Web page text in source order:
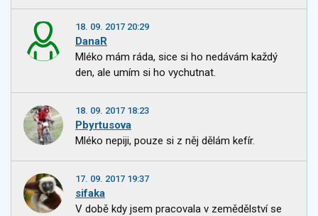
18. 09. 2017 20:29
DanaR
Mléko mám ráda, sice si ho nedávám každý
den, ale umím si ho vychutnat.
18. 09. 2017 18:23
Pbyrtusova
Mléko nepiji, pouze si z něj dělám kefír.
17. 09. 2017 19:37
sifaka
V době kdy jsem pracovala v zemědělství se